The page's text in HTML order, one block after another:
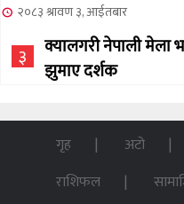
२०८३ श्रावण ३, आईतबार
३
क्यालगरी नेपाली मेला
झुमाए दर्शक
NCSC को अध्यक्ष
गृह अटो
राशिफल